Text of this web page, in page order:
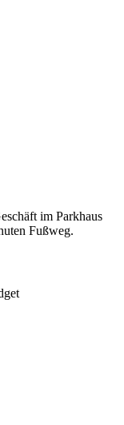
im Parkhaus
Fußweg.